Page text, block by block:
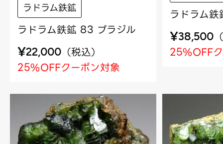
ラドラム鉄鉱
ラドラム鉄鉱 83 ブラジル
¥22,000 （税込）
25%OFFクーポン対象
ラドラム
¥38,500 （
25%OFF